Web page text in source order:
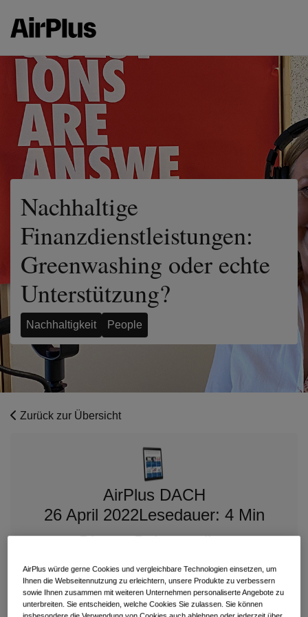
Nachhaltige
Finanzdienstleistungen:
Greenwashing oder echte
Unterstützung?
Nachhaltigkeit People
Zurück zur Übersicht
AirPlus DACH
26 April 2022Lesedauer: 4 Min
Diesen Beitrag teilen
AirPlus würde gerne Cookies und vergleichbare Technologien einsetzen, um
Ihnen die Webseitennutzung zu erleichtern, unsere Produkte zu verbessern
sowie Ihnen zusammen mit weiteren Unternehmen personaliserte Angebote zu
unterbreiten. Sie entscheiden, welche Cookies Sie zulassen. Sie können